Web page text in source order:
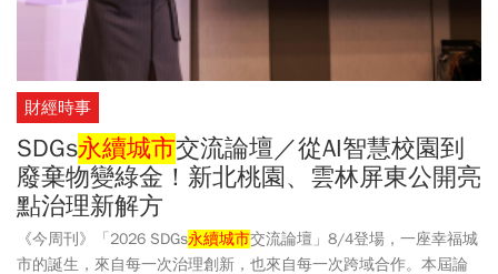
財經時事
SDGs永續城市交流論壇／從AI智慧校園到
廢棄物變綠金！新北桃園、雲林屏東公開亮
點治理新解方
《今周刊》「2026 SDGs永續城市交流論壇」8/4登場，一座幸福城
市的誕生，來自每一次治理創新，也來自每一次跨域合作。本屆論